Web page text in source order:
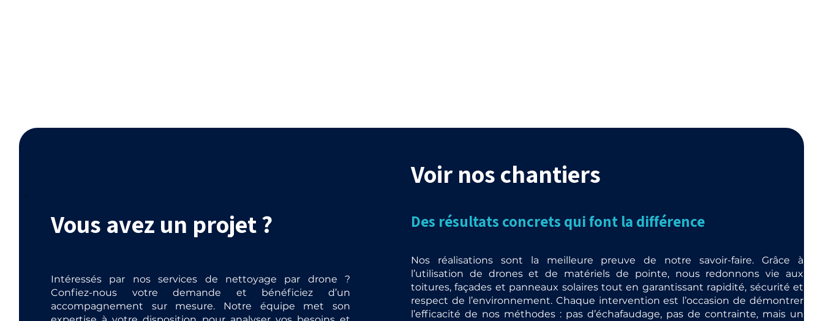
Voir nos chantiers
Vous avez un projet ?
Intéressés par nos services de nettoyage par drone ?
Confiez-nous votre demande et bénéficiez d’un
accompagnement sur mesure. Notre équipe met son
Des résultats concrets qui font la différence
Nos réalisations sont la meilleure preuve de notre savoir-faire. Grâce à
l’utilisation de drones et de matériels de pointe, nous redonnons vie aux
toitures, façades et panneaux solaires tout en garantissant rapidité, sécurité et
respect de l’environnement. Chaque intervention est l’occasion de démontrer
l’efficacité de nos méthodes : pas d’échafaudage, pas de contrainte, mais un